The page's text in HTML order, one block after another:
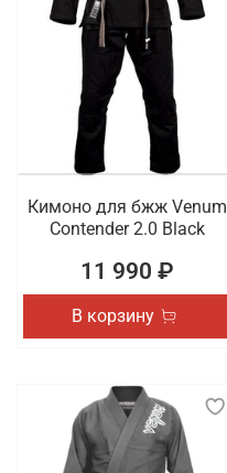
Кимоно для бжж Venum
Contender 2.0 Black
11 990 ₽
В корзину